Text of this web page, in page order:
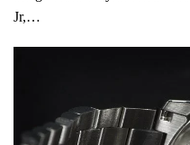
Jr,…